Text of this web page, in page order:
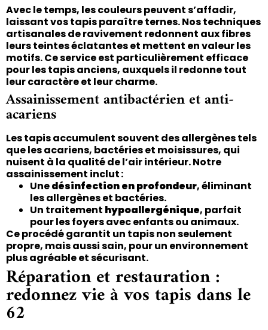
Avec le temps, les couleurs peuvent s’affadir,
laissant vos tapis paraître ternes. Nos techniques
artisanales de ravivement redonnent aux fibres
leurs teintes éclatantes et mettent en valeur les
motifs. Ce service est particulièrement efficace
pour les tapis anciens, auxquels il redonne tout
leur caractère et leur charme.
Assainissement antibactérien et anti-
acariens
Les tapis accumulent souvent des allergènes tels
que les acariens, bactéries et moisissures, qui
nuisent à la qualité de l’air intérieur. Notre
assainissement inclut :
Unedésinfection en profondeur, éliminant
les allergènes et bactéries.
Un traitement hypoallergénique, parfait
pour les foyers avec enfants ou animaux.
Ce procédé garantit un tapis non seulement
propre, mais aussi sain, pour un environnement
plus agréable et sécurisant.
Réparation et restauration :
redonnez vie à vos tapis dans le
62